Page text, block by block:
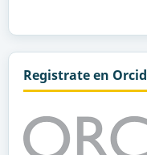
Registrate en Orcid